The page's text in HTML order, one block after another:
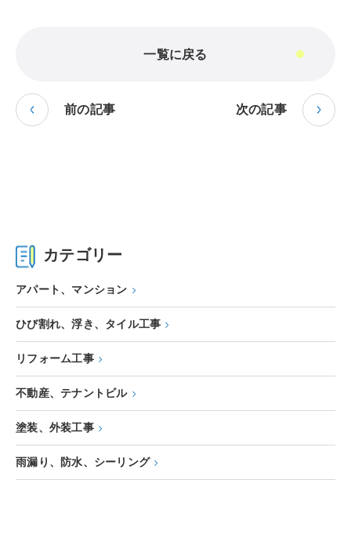
カテゴリー
アパート、マンション
ひび割れ、浮き、タイル工事
リフォーム工事
不動産、テナントビル
塗装、外装工事
雨漏り、防水、シーリング
前の記事
一覧に戻る
次の記事